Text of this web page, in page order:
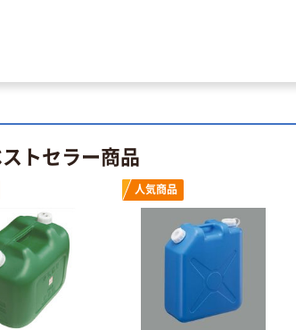
トセラー商品
人気商品
0.31mm
334~
化学工業 ク
トテープ
308~ （税込）
化学工業
ゴム固定用 厚
積水化学工業
No.600V
￥685~
積水化学工業 セ
ロテープ（R）
￥2,022~
（税込）